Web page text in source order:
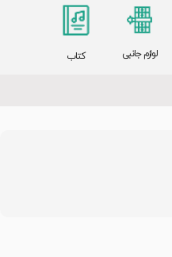
لوازم جانبی کتاب